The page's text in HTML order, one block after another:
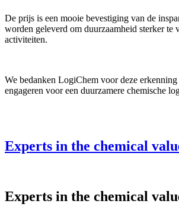
De prijs is een mooie bevestiging van de
worden geleverd om duurzaamheid sterker te
activiteiten.
We bedanken LogiChem voor deze
engageren voor een duurzamere chemische
Experts in the chemical
Experts in the chemical